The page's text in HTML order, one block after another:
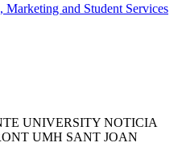
and Student Services
UNIVERSITY NOTICIA
UMH SANT JOAN